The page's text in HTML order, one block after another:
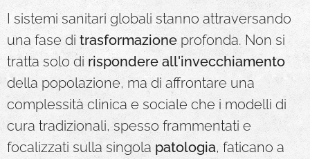
I sistemi sanitari globali stanno attraversando
una fase di trasformazione profonda. Non si
tratta solo di rispondere all'invecchiamento
della popolazione, ma di affrontare una
complessità clinica e sociale che i modelli di
cura tradizionali, spesso frammentati e
focalizzati sulla singola patologia, faticano a